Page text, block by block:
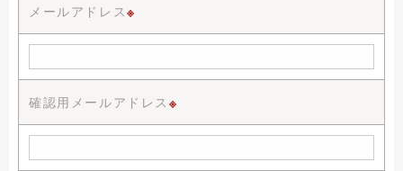
メールアドレス※
確認用メールアドレス ※